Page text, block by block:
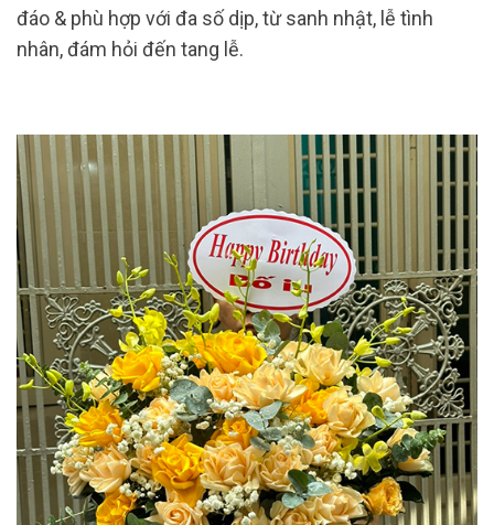
đáo & phù hợp với đa số dịp, từ sanh nhật, lễ tình
nhân, đám hỏi đến tang lễ.